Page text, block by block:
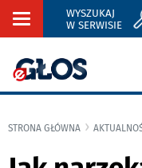
Rozwiń
WYSZUKAJ
W SERWISIE
STRONA GŁÓWNA